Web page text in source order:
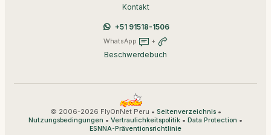
Kontakt
+51 91518-1506
WhatsApp +
Beschwerdebuch
© 2006-2026 FlyOnNet Peru • Seitenverzeichnis•
Nutzungsbedingungen • Vertraulichkeitspolitik • Data Protection •
ESNNA-Präventionsrichtlinie